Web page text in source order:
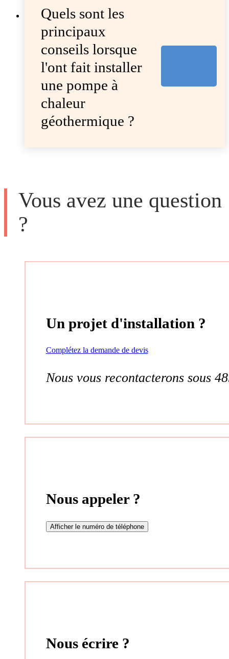
Quels sont les
principaux
conseils lorsque
l'ont fait installer
une pompe à
chaleur
géothermique ?
Vous avez une question
?
Un projet d'installation ?
Complétez la demande de devis
Nous vous recontacterons sous
Nous appeler ?
Afficher le numéro de téléphone
Nous écrire ?